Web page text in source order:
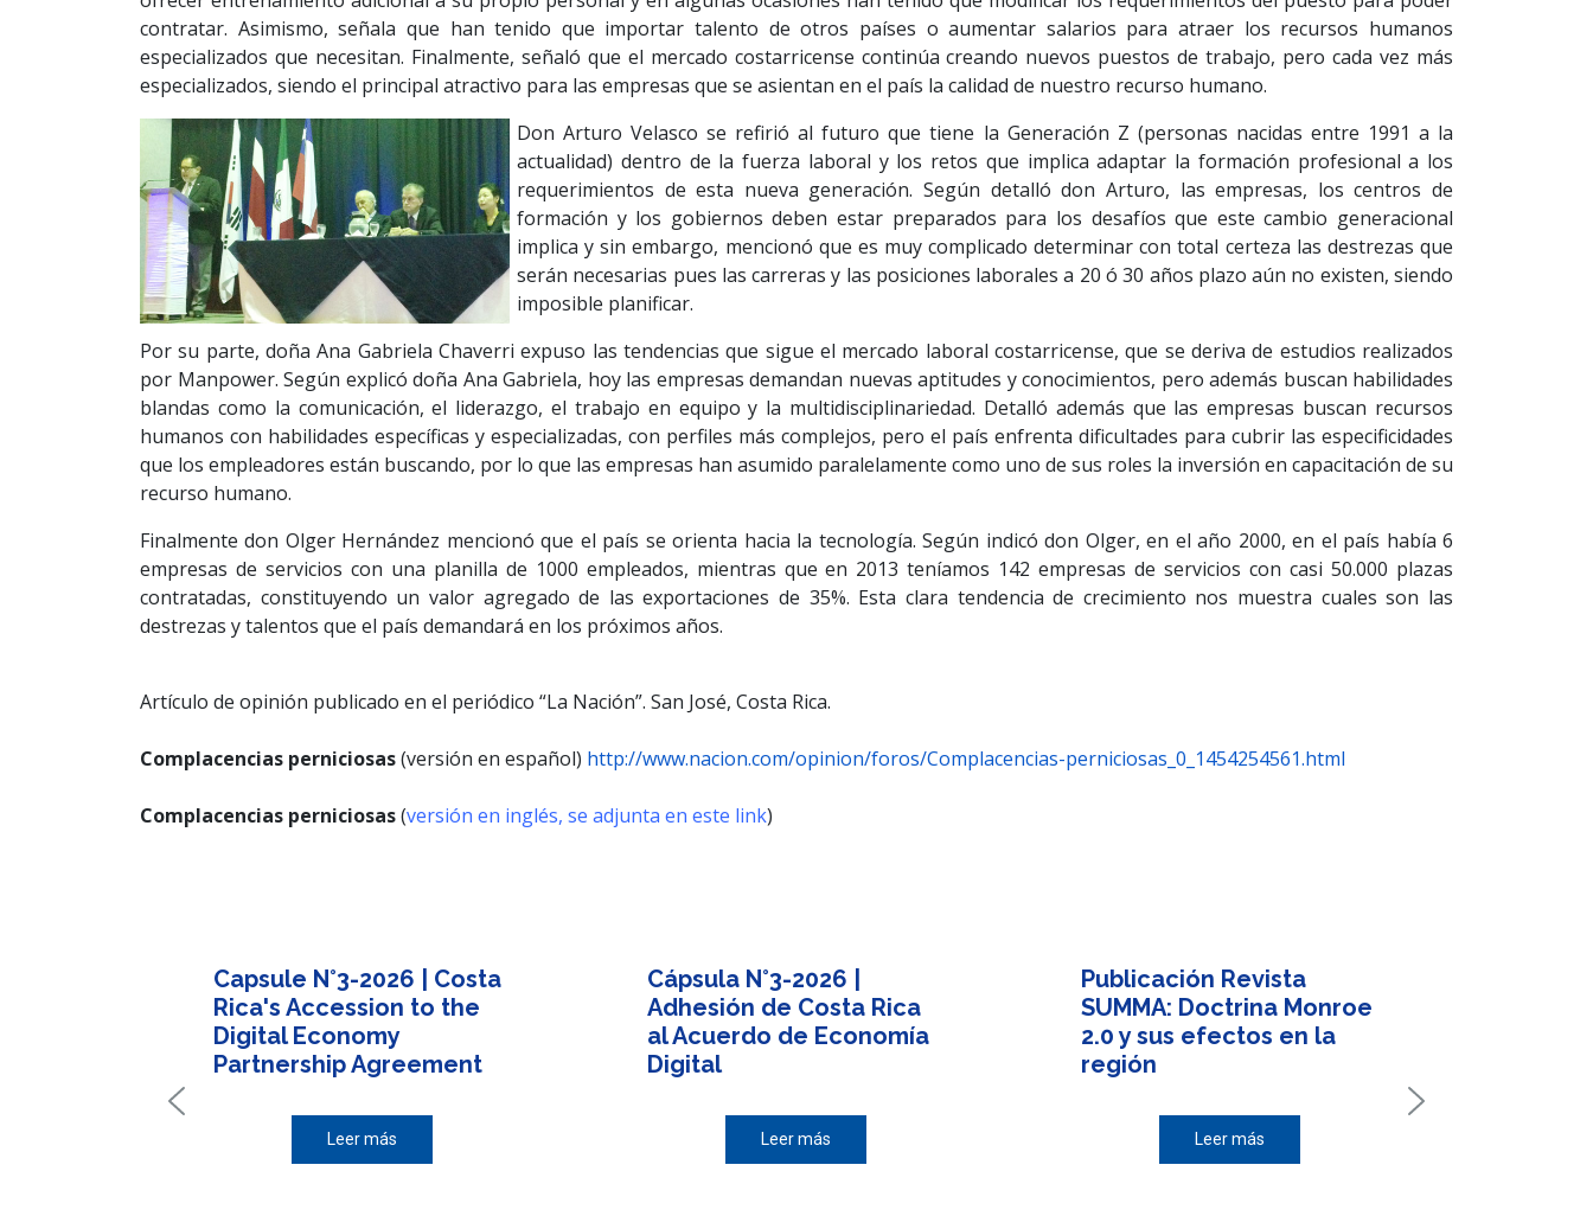
contratar. Asimismo, señala que han tenido que importar talento de otros países o aumentar salarios para atraer los recursos humanos
especializados que necesitan. Finalmente, señaló que el mercado costarricense continúa creando nuevos puestos de trabajo, pero cada vez más
especializados, siendo el principal atractivo para las empresas que se asientan en el país la calidad de nuestro recurso humano.
Don Arturo Velasco se refirió al futuro que tiene la Generación Z (personas nacidas entre 1991 a la
actualidad) dentro de la fuerza laboral y los retos que implica adaptar la formación profesional a los
requerimientos de esta nueva generación. Según detalló don Arturo, las empresas, los centros de
formación y los gobiernos deben estar preparados para los desafíos que este cambio generacional
implica y sin embargo, mencionó que es muy complicado determinar con total certeza las destrezas que
serán necesarias pues las carreras y las posiciones laborales a 20 ó 30 años plazo aún no existen, siendo
imposible planificar.
Por su parte, doña Ana Gabriela Chaverri expuso las tendencias que sigue el mercado laboral costarricense, que se deriva de estudios realizados
por Manpower. Según explicó doña Ana Gabriela, hoy las empresas demandan nuevas aptitudes y conocimientos, pero además buscan habilidades
blandas como la comunicación, el liderazgo, el trabajo en equipo y la multidisciplinariedad. Detalló además que las empresas buscan recursos
humanos con habilidades específicas y especializadas, con perfiles más complejos, pero el país enfrenta dificultades para cubrir las especificidades
que los empleadores están buscando, por lo que las empresas han asumido paralelamente como uno de sus roles la inversión en capacitación de su
recurso humano.
Finalmente don Olger Hernández mencionó que el país se orienta hacia la tecnología. Según indicó don Olger, en el año 2000, en el país había 6
empresas de servicios con una planilla de 1000 empleados, mientras que en 2013 teníamos 142 empresas de servicios con casi 50.000 plazas
contratadas, constituyendo un valor agregado de las exportaciones de 35%. Esta clara tendencia de crecimiento nos muestra cuales son las
destrezas y talentos que el país demandará en los próximos años.
Artículo de opinión publicado en el periódico “La Nación”. San José, Costa Rica.
Complacencias perniciosas(versión en español) http://www.nacion.com/opinion/foros/Complacencias-perniciosas_0_1454254561.html
Complacencias perniciosas(versión en inglés, se adjunta en este link)
Capsule N°3-2026 | Costa
Rica's Accession to the
Digital Economy
Partnership Agreement
Leer más
Cápsula N°3-2026 |
Adhesión de Costa Rica
al Acuerdo de Economía
Digital
Leer más
Publicación Revista
SUMMA: Doctrina Monroe
2.0 y sus efectos en la
región
Leer más